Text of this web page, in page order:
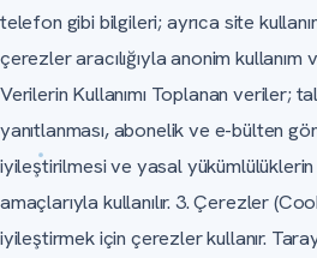
telefon gibi bilgileri; ayrıca site
çerezler aracılığıyla anonim
Verilerin Kullanımı Toplanan veriler;
yanıtlanması, abonelik ve e-bülten
iyileştirilmesi ve yasal
amaçlarıyla kullanılır. 3. Çerezler
iyileştirmek için çerezler kullanır.